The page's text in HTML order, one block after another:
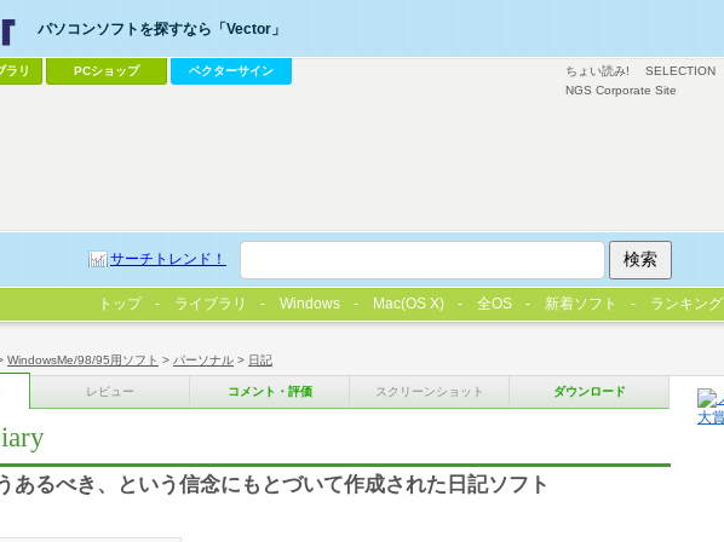
WindowsMe/98/95用ソフト > パーソナル > 日記
レビュー コメント・評価 スクリーンショット ダウンロード
あるべき、という信念にもとづいて作成された日記ソフト
ちょい読み! SELECTION
NGS Corporate Site
パソコンソフトを探すなら「Vector」
ラリ PCショップ ベクターサイン
サーチトレンド！
トップ ライブラリ Windows Mac(OS X) 全OS 新着ソフト ランキング